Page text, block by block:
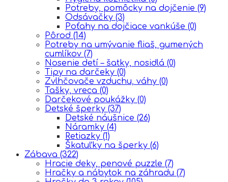
Potreby, pomôcky na dojčenie (9)
Odsávačky (3)
Poťahy na dojčiace vankúše (0)
Pôrod (14)
Potreby na umývanie fliaš, gumených
cumlíkov (7)
Nosenie detí – šatky, nosidlá (0)
Tipy na darčeky (0)
Zvlhčovače vzduchu, váhy (0)
Tašky, vreca (0)
Darčekové poukážky (0)
Detské šperky (37)
Detské náušnice (26)
Náramky (4)
Retiazky (1)
Škatuľky na šperky (6)
Zábava (322)
Hracie deky, penové puzzle (7)
Hračky a nábytok na záhradu (7)